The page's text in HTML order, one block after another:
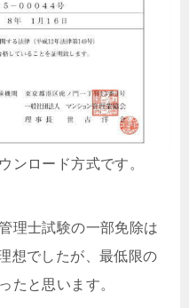
ンロード方式です。
理士試験の一部免除は
想でしたが、最低限の
たと思います。